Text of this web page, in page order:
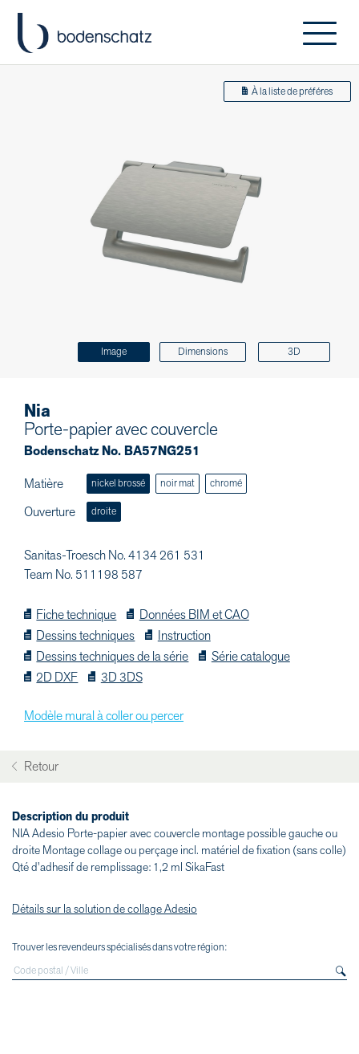
Image Dimensions 3D
À la liste de préféres
Nia
Porte-papier avec couvercle
Bodenschatz No. BA57NG251
Matière
nickel brossé noir mat chromé
Ouverture droite
Sanitas-Troesch No. 4134 261 531
Team No. 511198 587
Fiche technique
Données BIM et CAO
Dessins techniques
Instruction
Dessins techniques de la série
Série catalogue
2D DXF
3D 3DS
Modèle mural à coller ou percer
Retour
Description du produit
NIA Adesio Porte-papier avec couvercle montage possible gauche ou
droite Montage collage ou perçage incl. matériel de fixation (sans colle)
Qté d'adhesif de remplissage: 1,2 ml SikaFast
Détails sur la solution de collage Adesio
Trouver les revendeurs spécialisés dans votre région: